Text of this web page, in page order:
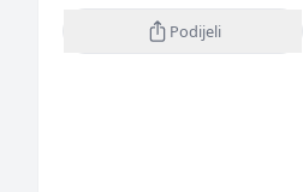
Podijeli